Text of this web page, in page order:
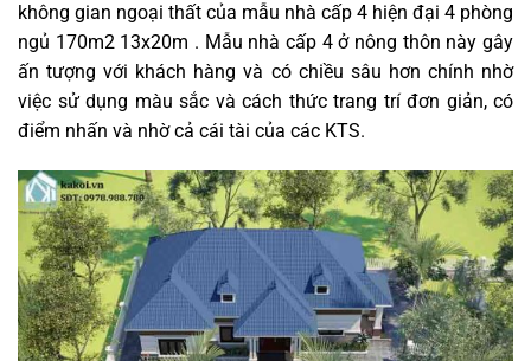
không gian ngoại thất của mẫu nhà cấp 4 hiện đại 4 phòng
ngủ 170m2 13x20m . Mẫu nhà cấp 4 ở nông thôn này gây
ấn tượng với khách hàng và có chiều sâu hơn chính nhờ
việc sử dụng màu sắc và cách thức trang trí đơn giản, có
điểm nhấn và nhờ cả cái tài của các KTS.